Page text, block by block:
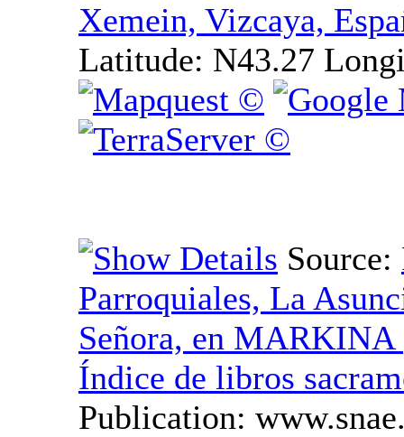
Xemein, Vizcaya,
Latitude: N43.27
Source:
Parroquiales, La
Señora, en MARKINA ‏(BIZKAIA)‏ -
Índice de libros
Publication: